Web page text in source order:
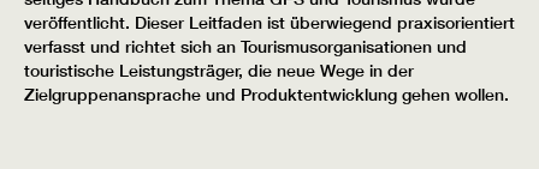
veröffentlicht. Dieser Leitfaden ist überwiegend praxisorientiert
verfasst und richtet sich an Tourismusorganisationen und
touristische Leistungsträger, die neue Wege in der
Zielgruppenansprache und Produktentwicklung gehen wollen.